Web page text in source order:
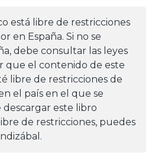
está libre de restricciones
en España. Si no se
debe consultar las leyes
que el contenido de este
libre de restricciones de
el país en el que se
este libro
de restricciones, puedes